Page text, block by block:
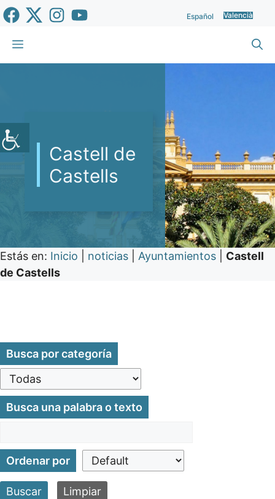
Vés
al
contingut
Español Valencià
Menu
Castell de
Castells
Estás en: Inicio noticias Ayuntamientos
Castell
de Castells
Busca por categoría
Busca una palabra o texto
Ordenar por
Buscar Limpiar